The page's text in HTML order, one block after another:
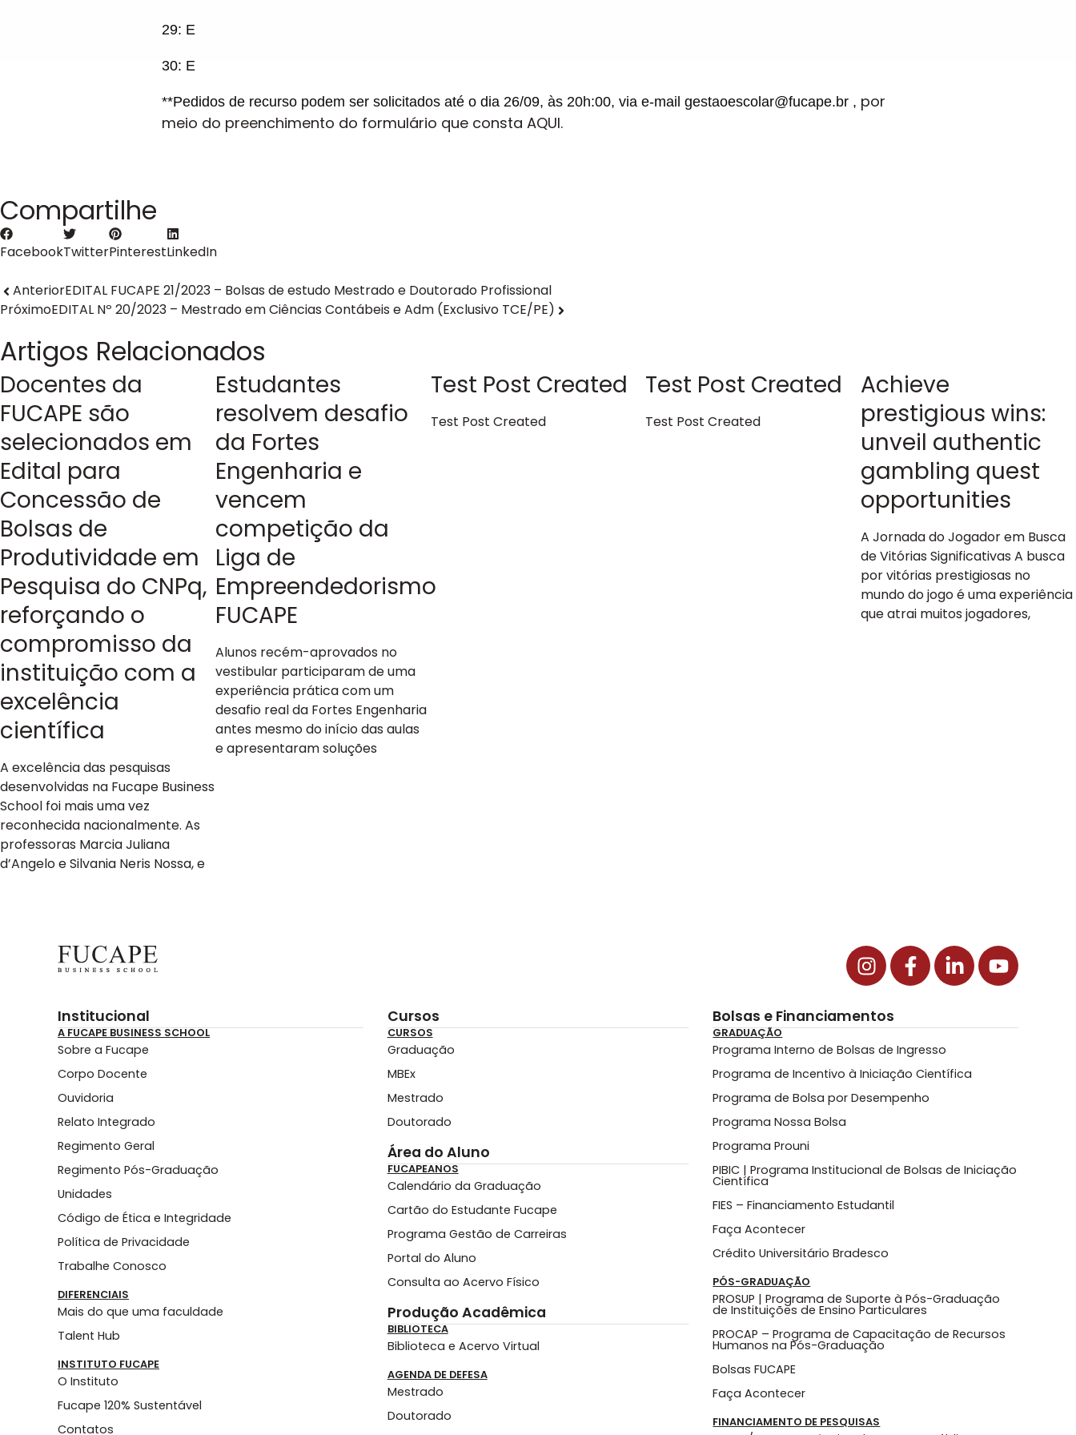
29: E
30: E
**Pedidos de recurso podem ser solicitados até o dia 26/09, às 20h:00, via e-mail gestaoescolar@fucape.br , por
meio do preenchimento do formulário que consta AQUI.
Compartilhe
FacebookTwitterPinterestLinkedIn
AnteriorEDITAL FUCAPE 21/2023 – Bolsas de estudo Mestrado e Doutorado Profissional
PróximoEDITAL Nº 20/2023 – Mestrado em Ciências Contábeis e Adm (Exclusivo TCE/PE)
Artigos Relacionados
Docentes da
FUCAPE são
selecionados em
Edital para
Concessão de
Bolsas de
Produtividade em
Pesquisa do CNPq,
reforçando o
compromisso da
instituição com a
excelência
científica
A excelência das pesquisas
desenvolvidas na Fucape Business
School foi mais uma vez
reconhecida nacionalmente. As
professoras Marcia Juliana
d’Angelo e Silvania Neris Nossa, e
Estudantes
resolvem desafio
da Fortes
Engenharia e
vencem
competição da
Liga de
Empreendedorismo
FUCAPE
Alunos recém-aprovados no
vestibular participaram de uma
experiência prática com um
desafio real da Fortes Engenharia
antes mesmo do início das aulas
e apresentaram soluções
Test Post Created
Test Post Created
Test Post Created
Test Post Created
Achieve
prestigious wins:
unveil authentic
gambling quest
opportunities
A Jornada do Jogador em Busca
de Vitórias Significativas A busca
por vitórias prestigiosas no
mundo do jogo é uma experiência
que atrai muitos jogadores,
Institucional
A FUCAPE BUSINESS SCHOOL
Sobre a Fucape
Corpo Docente
Ouvidoria
Relato Integrado
Regimento Geral
Regimento Pós-Graduação
Unidades
Código de Ética e Integridade
Política de Privacidade
Trabalhe Conosco
DIFERENCIAIS
Mais do que uma faculdade
Talent Hub
INSTITUTO FUCAPE
O Instituto
Fucape 120% Sustentável
Contatos
Cursos
CURSOS
Graduação
MBEx
Mestrado
Doutorado
Área do Aluno
FUCAPEANOS
Calendário da Graduação
Cartão do Estudante Fucape
Programa Gestão de Carreiras
Portal do Aluno
Consulta ao Acervo Físico
Produção Acadêmica
BIBLIOTECA
Biblioteca e Acervo Virtual
AGENDA DE DEFESA
Mestrado
Doutorado
Bolsas e Financiamentos
GRADUAÇÃO
Programa Interno de Bolsas de Ingresso
Programa de Incentivo à Iniciação Científica
Programa de Bolsa por Desempenho
Programa Nossa Bolsa
Programa Prouni
PIBIC | Programa Institucional de Bolsas de Iniciação
Científica
FIES – Financiamento Estudantil
Faça Acontecer
Crédito Universitário Bradesco
PÓS-GRADUAÇÃO
PROSUP | Programa de Suporte à Pós-Graduação
de Instituições de Ensino Particulares
PROCAP – Programa de Capacitação de Recursos
Humanos na Pós-Graduação
Bolsas FUCAPE
Faça Acontecer
FINANCIAMENTO DE PESQUISAS